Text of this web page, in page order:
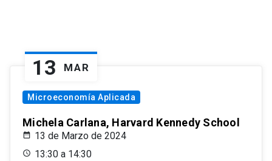
13 MAR
Microeconomía Aplicada
Michela Carlana, Harvard Kennedy School
13 de Marzo de 2024
13:30 a 14:30